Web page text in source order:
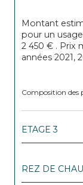
Montant
pour un
2 450 € . Prix
années 2021,
Composition des
ETAGE 3
REZ DE